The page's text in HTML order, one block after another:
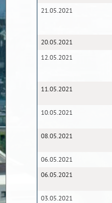
21.05.2021
20.05.2021
12.05.2021
11.05.2021
10.05.2021
08.05.2021
06.05.2021
06.05.2021
03.05.2021